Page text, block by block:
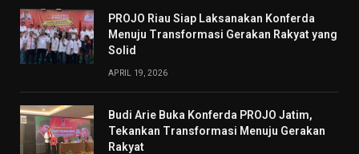
PROJO Riau Siap Laksanakan Konferda
Menuju Transformasi Gerakan Rakyat yang
Solid
APRIL 19, 2026
Budi Arie Buka Konferda PROJO Jatim,
Tekankan Transformasi Menuju Gerakan
Rakyat